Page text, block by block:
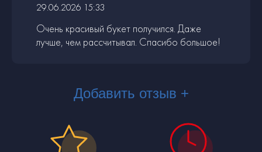
29.06.2026 15:33
Очень красивый букет получился. Даже
лучше, чем рассчитывал. Спасибо большое!
Добавить отзыв +